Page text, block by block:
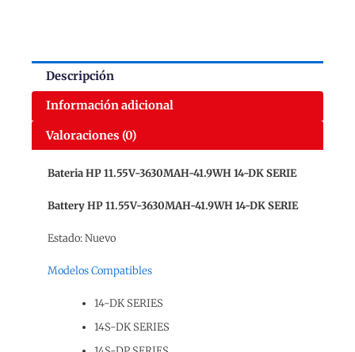
Descripción
Información adicional
Valoraciones (0)
Bateria HP 11.55V-3630MAH-41.9WH 14-DK SERIE
Battery HP 11.55V-3630MAH-41.9WH 14-DK SERIE
Estado: Nuevo
Modelos Compatibles
14-DK SERIES
14S-DK SERIES